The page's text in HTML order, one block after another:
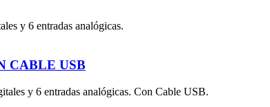
y 6 entradas analógicas.
CABLE USB
y 6 entradas analógicas. Con Cable USB.